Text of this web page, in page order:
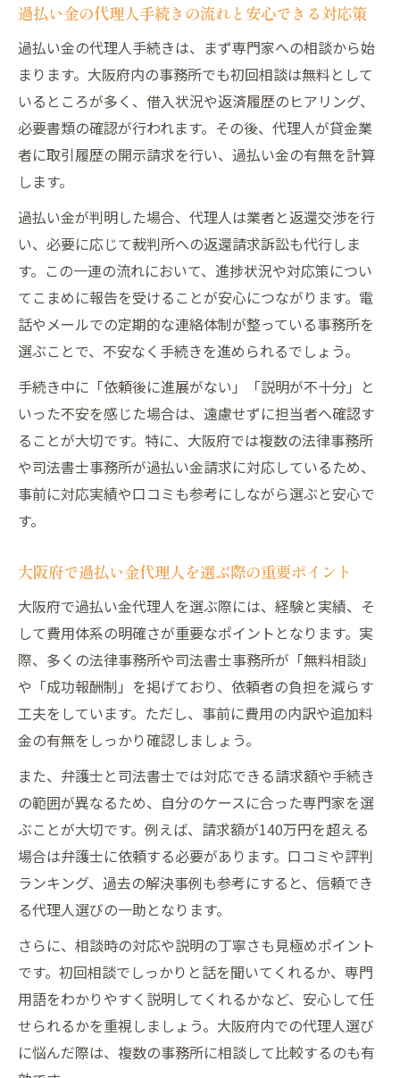
過払い金の代理人選任時の裁判手続き上の
注意点
弁護士と司法書士の選び方比較解説
過払い金請求で弁護士と司法書士を選ぶ基
準
過払い金手続きの依頼先を比較する際の重
弁護士と司法書士の過払い金代理権の違い
を解説
過払い金請求で知るべき依頼先ごとのメリ
ットと注意点
司法書士と弁護士の過払い金請求費用の比
過払い金手続きに必要な書類を整理
過払い金手続きに不可欠な書類と準備の流
れ
過払い金請求で必要となる書類の集め方と
覧
過払い金請求を円滑に進めるための書類整
理術
過払い金手続き前に把握したい書類のチェ
ックリスト
スムーズな過払い金手続きの秘訣とは
過払い金手続きをスムーズに進めるための
基本対策
過払い金請求の流れを円滑化するポイント
を解説
過払い金代理人手続きで困らない準備と対
応法
過払い金相談で事前にやるべき対応策とは
過払い金手続きのトラブルを防ぐ秘訣と注
意点
過払い金の代理人手続きの流れと安心できる対応策
過払い金の代理人手続きは、まず専門家への相談から始
まります。大阪府内の事務所でも初回相談は無料として
いるところが多く、借入状況や返済履歴のヒアリング、
必要書類の確認が行われます。その後、代理人が貸金業
者に取引履歴の開示請求を行い、過払い金の有無を計算
します。
過払い金が判明した場合、代理人は業者と返還交渉を行
い、必要に応じて裁判所への返還請求訴訟も代行しま
す。この一連の流れにおいて、進捗状況や対応策につい
てこまめに報告を受けることが安心につながります。電
話やメールでの定期的な連絡体制が整っている事務所を
選ぶことで、不安なく手続きを進められるでしょう。
手続き中に「依頼後に進展がない」「説明が不十分」と
いった不安を感じた場合は、遠慮せずに担当者へ確認す
ることが大切です。特に、大阪府では複数の法律事務所
や司法書士事務所が過払い金請求に対応しているため、
事前に対応実績や口コミも参考にしながら選ぶと安心で
す。
大阪府で過払い金代理人を選ぶ際の重要ポイント
大阪府で過払い金代理人を選ぶ際には、経験と実績、そ
して費用体系の明確さが重要なポイントとなります。実
際、多くの法律事務所や司法書士事務所が「無料相談」
や「成功報酬制」を掲げており、依頼者の負担を減らす
工夫をしています。ただし、事前に費用の内訳や追加料
金の有無をしっかり確認しましょう。
また、弁護士と司法書士では対応できる請求額や手続き
の範囲が異なるため、自分のケースに合った専門家を選
ぶことが大切です。例えば、請求額が140万円を超える
場合は弁護士に依頼する必要があります。口コミや評判
ランキング、過去の解決事例も参考にすると、信頼でき
る代理人選びの一助となります。
さらに、相談時の対応や説明の丁寧さも見極めポイント
です。初回相談でしっかりと話を聞いてくれるか、専門
用語をわかりやすく説明してくれるかなど、安心して任
せられるかを重視しましょう。大阪府内での代理人選び
に悩んだ際は、複数の事務所に相談して比較するのも有